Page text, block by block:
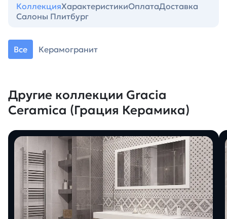
КоллекцияХарактеристикиОплатаДоставка
Салоны Плитбург
Все Керамогранит
Другие коллекции Gracia
Ceramica (Грация Керамика)